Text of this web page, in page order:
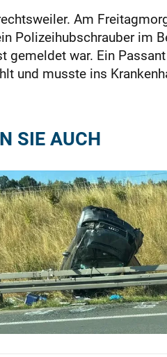
Am
Polizeihubschrauber im
gemeldet war. Ein
und musste ins
SIE AUCH